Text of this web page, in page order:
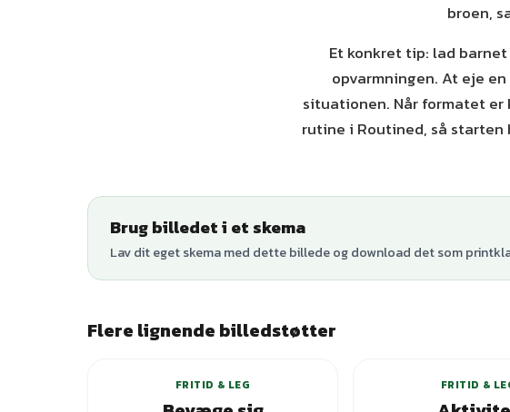
broen,
Et konkret tip: lad
opvarmningen. At eje
situationen. Når formatet
rutine i Routined, så
Brug billedet i et skema
Lav dit eget skema med dette billede og download det som
Flere lignende billedstøtter
FRITID & LEG FRITID &